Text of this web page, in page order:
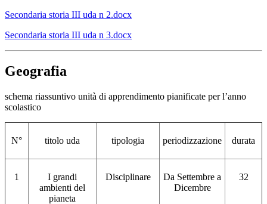
Secondaria storia III uda n 2.docx
Secondaria storia III uda n 3.docx
Geografia
schema riassuntivo unità di apprendimento pianificate per l’anno
scolastico
N° titolo uda tipologia periodizzazione durata
1
I grandi
ambienti del
pianeta
Disciplinare
Da Settembre a
Dicembre
32